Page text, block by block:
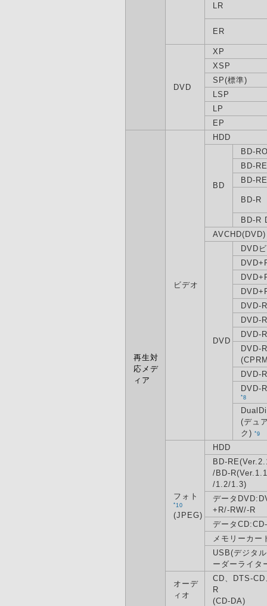
LR
ER
DVD
XP
XSP
SP(標準)
LSP
LP
EP
再生対
応メデ
ィア
ビデオ
HDD
BD
BD-
BD-RE
BD-
BD-R
BD-R
AVCHD(DVD)
DVD
DVD
DVD-
DVD-R
DVD-
DVD-
DVD-
DVD-
*8
(デュ
ク) *9
フォト
* 10
(JPEG)
HDD
BD-
/BD-R(Ver.1.1
/1.2/1.3)
データ
+R/-RW/-R
データ
メモリーカー
USB(デジタ
ーダーライタ
オーデ
ィオ
CD、DTS-
R
(CD-DA)